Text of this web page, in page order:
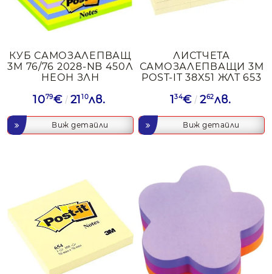
КУБ САМОЗАЛЕПВАЩ
3М 76/76 2028-NB 450Л
НЕОН ЗЛН
1079€ 2110лв.
Виж детайли
ЛИСТЧЕТА
САМОЗАЛЕПВАЩИ 3М
POST-IT 38X51 ЖЛТ 653
134€ 262лв.
Виж детайли